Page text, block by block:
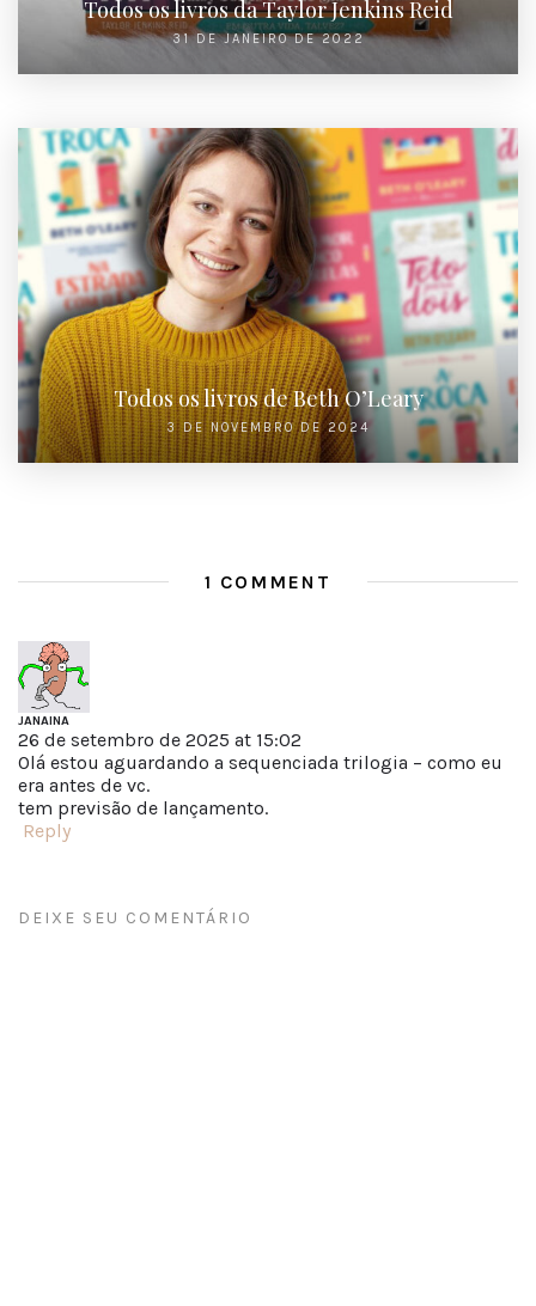
Todos os livros da Taylor Jenkins Reid
31 DE JANEIRO DE 2022
Todos os livros de Beth O’Leary
3 DE NOVEMBRO DE 2024
1 COMMENT
JANAINA
26 de setembro de 2025 at 15:02
Olá estou aguardando a sequenciada trilogia – como eu
era antes de vc.
tem previsão de lançamento.
Reply
DEIXE SEU COMENTÁRIO